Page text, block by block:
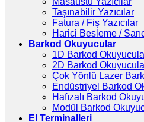
Taşınabilir Yazıcılar
Fatura / Fiş Yazıcılar
Harici Besleme /
Barkod Okuyucular
1D Barkod
2D Barkod
Çok Yönlü Lazer
Endüstriyel Barkod
Hafızalı Barkod
Modül Barkod
El Terminalleri